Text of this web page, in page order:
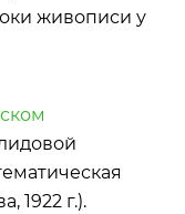
живописи у
1922 г.).